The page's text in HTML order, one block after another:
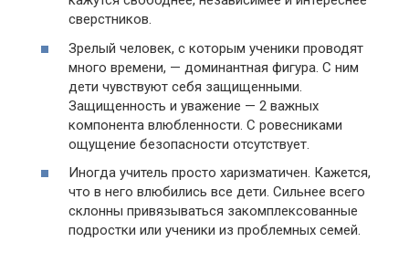
сверстников.
Зрелый человек, с которым ученики проводят
много времени, — доминантная фигура. С ним
дети чувствуют себя защищенными.
Защищенность и уважение — 2 важных
компонента влюбленности. С ровесниками
ощущение безопасности отсутствует.
Иногда учитель просто харизматичен. Кажется,
что в него влюбились все дети. Сильнее всего
склонны привязываться закомплексованные
подростки или ученики из проблемных семей.